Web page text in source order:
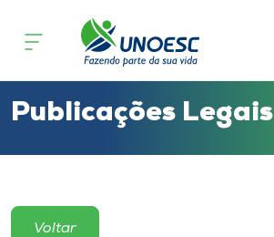
Cursos
Atendimento ao Estudante
Publicações Legais
Voltar